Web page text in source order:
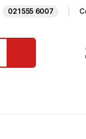
021 555 6007